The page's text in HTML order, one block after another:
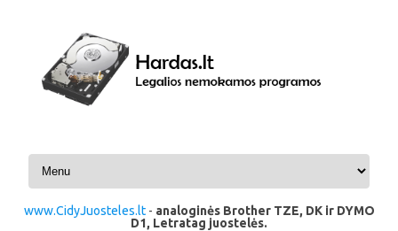
Pereiti prie turinio
www.CidyJuosteles.lt- analoginės Brother TZE, DK ir DYMO
D1, Letratag juostelės.